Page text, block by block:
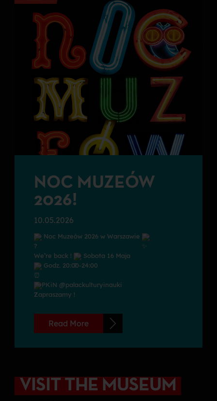
NOC MUZEÓW
2026!
10.05.2026
Noc Muzeów 2026 w Warszawie
We’re back !
Sobota 16 Maja
Godz. 20:00-24:00
PKiN @palackulturyinauki
Zapraszamy !
Read More
VISIT THE MUSEUM